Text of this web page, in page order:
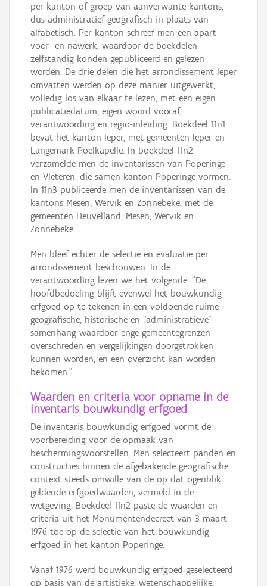
per kanton of groep van aanverwante kantons,
dus administratief-geografisch in plaats van
alfabetisch. Per kanton schreef men een apart
voor- en nawerk, waardoor de boekdelen
zelfstandig konden gepubliceerd en gelezen
worden. De drie delen die het arrondissement Ieper
omvatten werden op deze manier uitgewerkt,
volledig los van elkaar te lezen, met een eigen
publicatiedatum, eigen woord vooraf,
verantwoording en regio-inleiding. Boekdeel 11n1
bevat het kanton Ieper, met gemeenten Ieper en
Langemark-Poelkapelle. In boekdeel 11n2
verzamelde men de inventarissen van Poperinge
en Vleteren, die samen kanton Poperinge vormen.
In 11n3 publiceerde men de inventarissen van de
kantons Mesen, Wervik en Zonnebeke, met de
gemeenten Heuvelland, Mesen, Wervik en
Zonnebeke.
Men bleef echter de selectie en evaluatie per
arrondissement beschouwen. In de
verantwoording lezen we het volgende: “De
hoofdbedoeling blijft evenwel het bouwkundig
erfgoed op te tekenen in een voldoende ruime
geografische, historische en “administratieve”
samenhang waardoor enge gemeentegrenzen
overschreden en vergelijkingen doorgetrokken
kunnen worden, en een overzicht kan worden
bekomen.”
Waarden en criteria voor opname in de
inventaris bouwkundig erfgoed
De inventaris bouwkundig erfgoed vormt de
voorbereiding voor de opmaak van
beschermingsvoorstellen. Men selecteert panden en
constructies binnen de afgebakende geografische
context steeds omwille van de op dat ogenblik
geldende erfgoedwaarden, vermeld in de
wetgeving. Boekdeel 11n2 paste de waarden en
criteria uit het Monumentendecreet van 3 maart
1976 toe op de selectie van het bouwkundig
erfgoed in het kanton Poperinge.
Vanaf 1976 werd bouwkundig erfgoed geselecteerd
op basis van de artistieke, wetenschappelijke,